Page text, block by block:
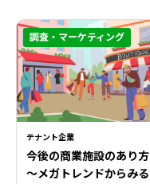
テナント企業
今後の商業施設のあり方
〜メガトレンドからみる
調査・マーケティング